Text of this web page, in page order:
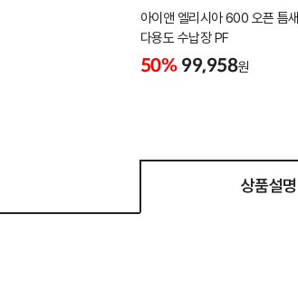
아이앤 엘리시아 600 오픈 틈새
다용도 수납장 PF
50% 99,958원
상품설명